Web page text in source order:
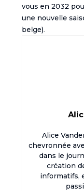
vous en 2032
une nouvelle
belge).
Alice
chevronnée
dans le
création
informatifs,